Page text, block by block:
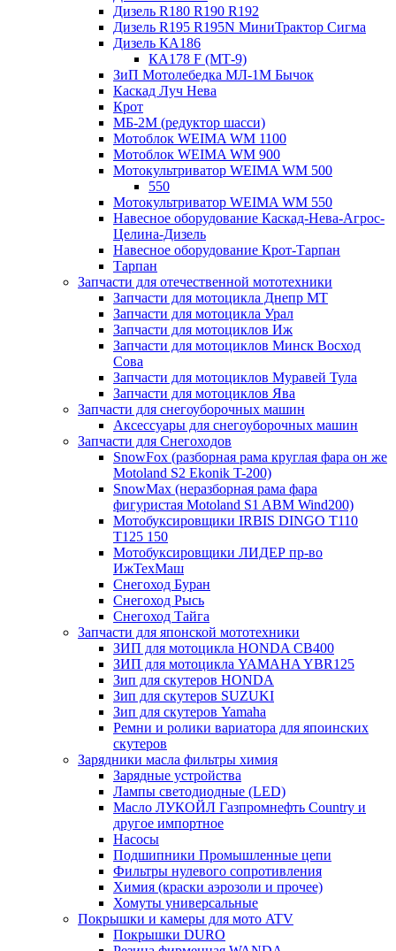
Дизель R180 R190 R192
Дизель R195 R195N МиниТрактор Сигма
Дизель КА186
КА178 F (МТ-9)
ЗиП Мотолебедка МЛ-1М Бычок
Каскад Луч Нева
Крот
МБ-2М (редуктор шасси)
Мотоблок WEIMA WM 1100
Мотоблок WEIMA WM 900
Мотокультриватор WEIMA WM 500
550
Мотокультриватор WEIMA WM 550
Навесное оборудование Каскад-Нева-Агрос-
Целина-Дизель
Навесное оборудование Крот-Тарпан
Тарпан
Запчасти для отечественной мототехники
Запчасти для мотоцикла Днепр МТ
Запчасти для мотоцикла Урал
Запчасти для мотоциклов Иж
Запчасти для мотоциклов Минск Восход
Сова
Запчасти для мотоциклов Муравей Тула
Запчасти для мотоциклов Ява
Запчасти для снегоуборочных машин
Аксессуары для снегоуборочных машин
Запчасти для Снегоходов
SnowFox (разборная рама круглая фара он же
Motoland S2 Ekonik T-200)
SnowMax (неразборная рама фара
фигуристая Motoland S1 ABM Wind200)
Мотобуксировщики IRBIS DINGO Т110
Т125 150
Мотобуксировщики ЛИДЕР пр-во
ИжТехМаш
Снегоход Буран
Снегоход Рысь
Снегоход Тайга
Запчасти для японской мототехники
ЗИП для мотоцикла HONDA CB400
ЗИП для мотоцикла YAMAHA YBR125
Зип для скутеров HONDA
Зип для скутеров SUZUKI
Зип для скутеров Yamaha
Ремни и ролики вариатора для япоинских
скутеров
Зарядники масла фильтры химия
Зарядные устройства
Лампы светодиодные (LED)
Масло ЛУКОЙЛ Газпромнефть Country и
другое импортное
Насосы
Подшипники Промышленные цепи
Фильтры нулевого сопротивления
Химия (краски аэрозоли и прочее)
Хомуты универсальные
Покрышки и камеры для мото ATV
Покрышки DURO